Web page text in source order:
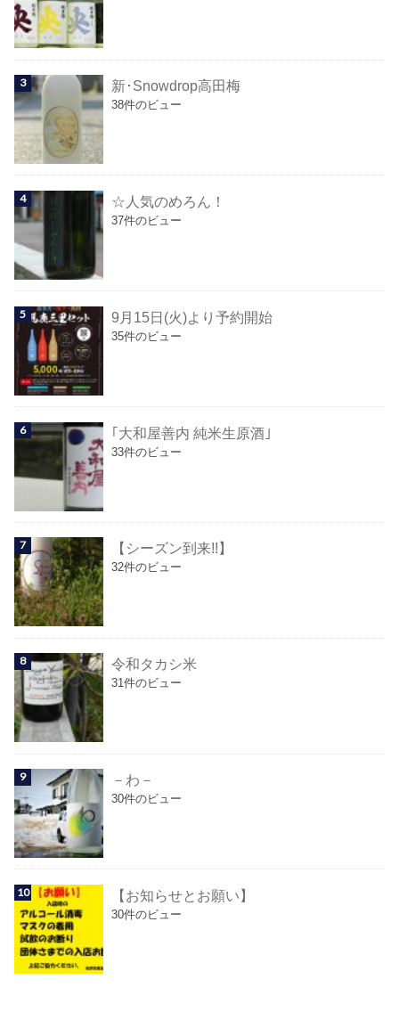
新･Snowdrop高田梅
38件のビュー
☆人気のめろん！
37件のビュー
9月15日(火)より予約開始
35件のビュー
｢大和屋善内 純米生原酒｣
33件のビュー
【シーズン到来!!】
32件のビュー
令和タカシ米
31件のビュー
－わ－
30件のビュー
【お知らせとお願い】
30件のビュー